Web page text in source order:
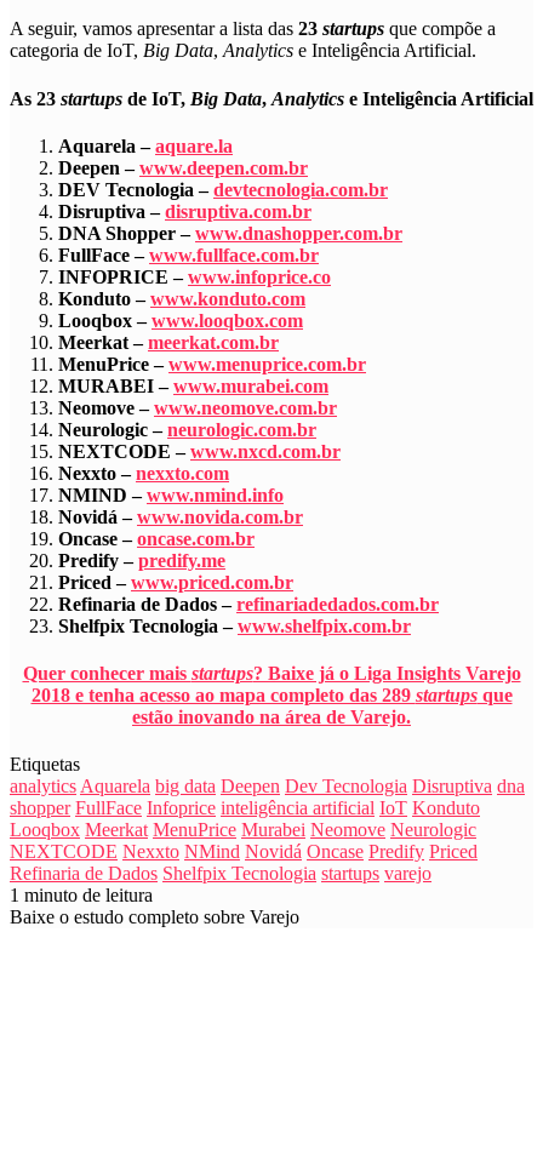
A seguir, vamos apresentar a lista das 23 startups que compõe a
categoria de IoT, Big Data, Analytics e Inteligência Artificial.
As 23 startups de IoT, Big Data, Analytics e Inteligência Artificial
Aquarela –aquare.la
Deepen –www.deepen.com.br
DEV Tecnologia –devtecnologia.com.br
Disruptiva –disruptiva.com.br
DNA Shopper –www.dnashopper.com.br
FullFace –www.fullface.com.br
INFOPRICE –www.infoprice.co
Konduto –www.konduto.com
Looqbox –www.looqbox.com
Meerkat –meerkat.com.br
MenuPrice –www.menuprice.com.br
MURABEI –www.murabei.com
Neomove –www.neomove.com.br
Neurologic –neurologic.com.br
NEXTCODE –www.nxcd.com.br
Nexxto –nexxto.com
NMIND –www.nmind.info
Novidá –www.novida.com.br
Oncase –oncase.com.br
Predify –predify.me
Priced –www.priced.com.br
Refinaria de Dados –refinariadedados.com.br
Shelfpix Tecnologia –www.shelfpix.com.br
Quer conhecer mais startups? Baixe já o Liga Insights Varejo
2018 e tenha acesso ao mapa completo das 289 startupsque
estão inovando na área de Varejo.
Etiquetas
analyticsAquarela big data Deepen Dev Tecnologia Disruptiva dna
shopper FullFace Infoprice inteligência artificial IoT Konduto
Looqbox Meerkat MenuPrice Murabei Neomove Neurologic
NEXTCODE Nexxto NMind Novidá Oncase Predify Priced
Refinaria de Dados Shelfpix Tecnologia startups varejo
1 minuto de leitura
Baixe o estudo completo sobre Varejo